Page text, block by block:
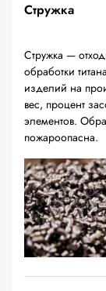
Стружка
Стружка —
обработки
изделий на
вес, процент
элементов.
пожароопасна.